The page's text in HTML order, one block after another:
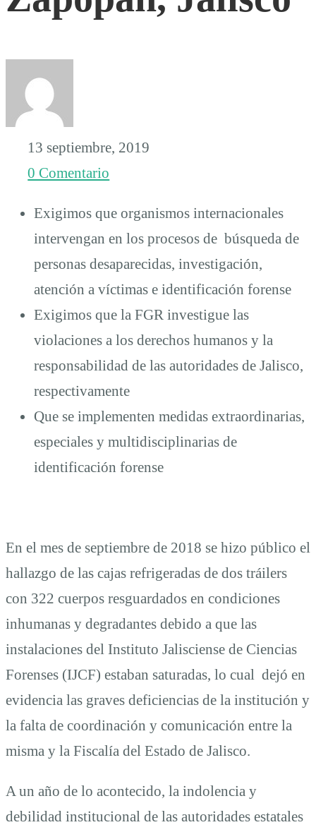
de
los
tráilers
ante
localización
de
fosa
en
la
Primavera,
Zapopan,
Jalisco
13 septiembre, 2019
0 Comentario
Exigimos que organismos internacionales
intervengan en los procesos de búsqueda de
personas desaparecidas, investigación,
atención a víctimas e identificación forense
Exigimos que la FGR investigue las
violaciones a los derechos humanos y la
responsabilidad de las autoridades de Jalisco,
respectivamente
Que se implementen medidas extraordinarias,
especiales y multidisciplinarias de
identificación forense
En el mes de septiembre de 2018 se hizo público el
hallazgo de las cajas refrigeradas de dos tráilers
con 322 cuerpos resguardados en condiciones
inhumanas y degradantes debido a que las
instalaciones del Instituto Jalisciense de Ciencias
Forenses (IJCF) estaban saturadas, lo cual dejó en
evidencia las graves deficiencias de la institución y
la falta de coordinación y comunicación entre la
misma y la Fiscalía del Estado de Jalisco.
A un año de lo acontecido, la indolencia y
debilidad institucional de las autoridades estatales